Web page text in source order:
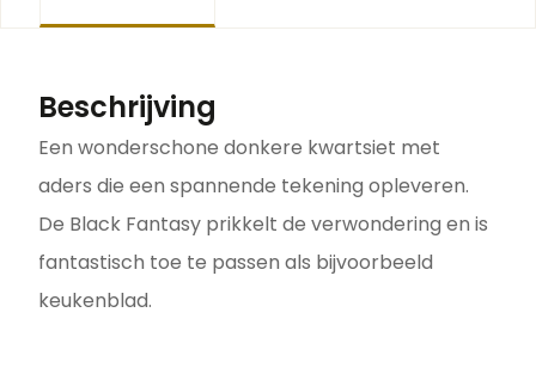
Beschrijving
Een wonderschone donkere kwartsiet met
aders die een spannende tekening opleveren.
De Black Fantasy prikkelt de verwondering en is
fantastisch toe te passen als bijvoorbeeld
keukenblad.